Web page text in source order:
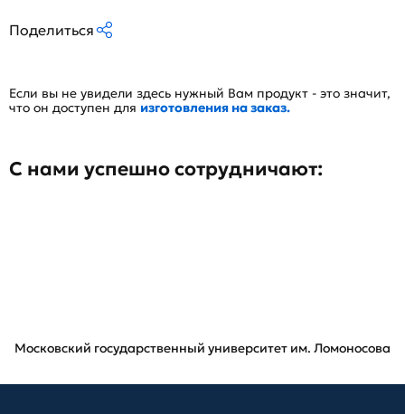
Поделиться
Если вы не увидели здесь нужный Вам продукт - это значит,
что он доступен для изготовления на заказ.
С нами успешно сотрудничают:
Московский государственный университет им. Ломоносова